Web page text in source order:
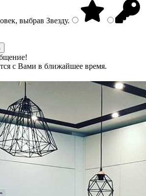
выбрав Звезду.
с Вами в ближайшее время.